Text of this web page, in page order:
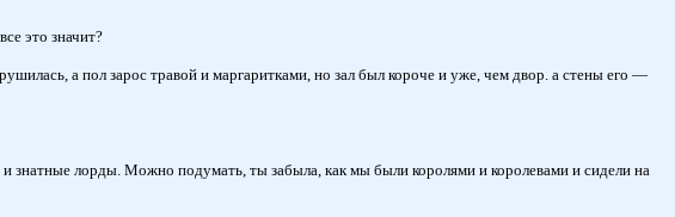
это значит?
а пол зарос травой и маргаритками, но зал был короче и уже, чем двор. а стены его —
знатные лорды. Можно подумать, ты забыла, как мы были королями и королевами и сидели на